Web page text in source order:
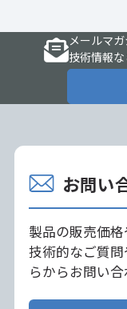
メールマ
技術情報な
お問い
製品の販売価格
技術的なご質
らからお問い合